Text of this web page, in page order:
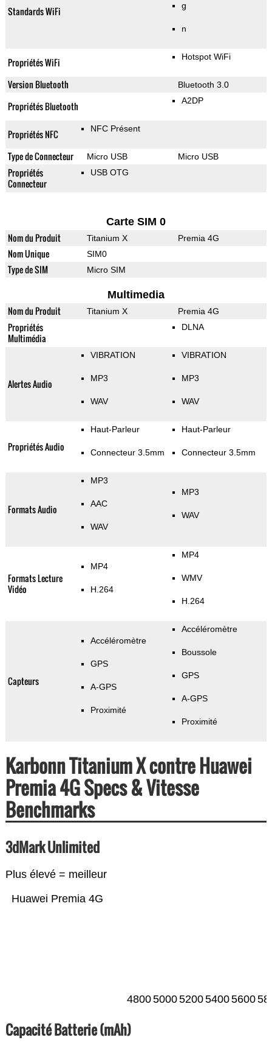
Standards WiFi g
n
Propriétés WiFi Hotspot WiFi
Version Bluetooth Bluetooth 3.0
Propriétés Bluetooth A2DP
Propriétés NFC NFC Présent
Type de Connecteur Micro USB Micro USB
Propriétés
Connecteur
USB OTG
Carte SIM 0
Nom du Produit Titanium X Premia 4G
Nom Unique SIM0
Type de SIM Micro SIM
Multimedia
Nom du Produit Titanium X Premia 4G
Propriétés
Multimédia
DLNA
Alertes Audio
VIBRATION
MP3
WAV
VIBRATION
MP3
WAV
Propriétés Audio
Haut-Parleur
Connecteur 3.5mm
Haut-Parleur
Connecteur 3.5mm
Formats Audio
MP3
AAC
WAV
MP3
WAV
Formats Lecture
Vidéo
MP4
H.264
MP4
WMV
H.264
Capteurs
Accéléromètre
GPS
A-GPS
Proximité
Accéléromètre
Boussole
GPS
A-GPS
Proximité
Karbonn Titanium X contre Huawei
Premia 4G Specs & Vitesse
Benchmarks
3dMark Unlimited
Plus élevé = meilleur
Huawei Premia 4G
48005000520054005600
Capacité Batterie (mAh)